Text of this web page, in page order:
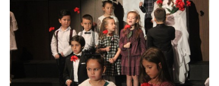
olması için kaydetmeniz yeterlidir.
Zorunlu ve Teknik Çerezler Her Zaman Aktif
Web sitemizin temel fonksiyonlarının düzgün çalışması,
güvenliği ve erişilebilirliği için kullanılması zorunlu olan
çerezlerdir.
Performans ve Analiz Çerezleri